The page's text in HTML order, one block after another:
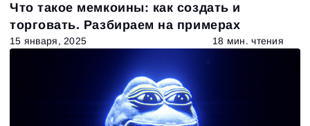
Что такое мемкоины: как создать и
торговать. Разбираем на примерах
15 января, 2025 18 мин. чтения